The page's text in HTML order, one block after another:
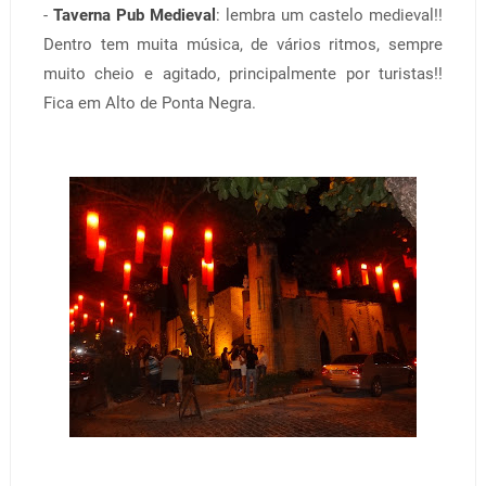
- Taverna Pub Medieval : lembra um castelo medieval!!
Dentro tem muita música, de vários ritmos, sempre
muito cheio e agitado, principalmente por turistas!!
Fica em Alto de Ponta Negra.